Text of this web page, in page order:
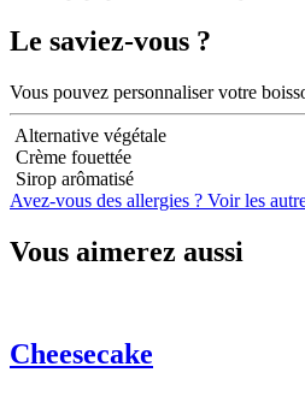
Le saviez-vous ?
Vous pouvez personnaliser votre
Alternative végétale
Crème fouettée
Sirop arômatisé
Avez-vous des allergies ? Voir les
Vous aimerez aussi
Cheesecake